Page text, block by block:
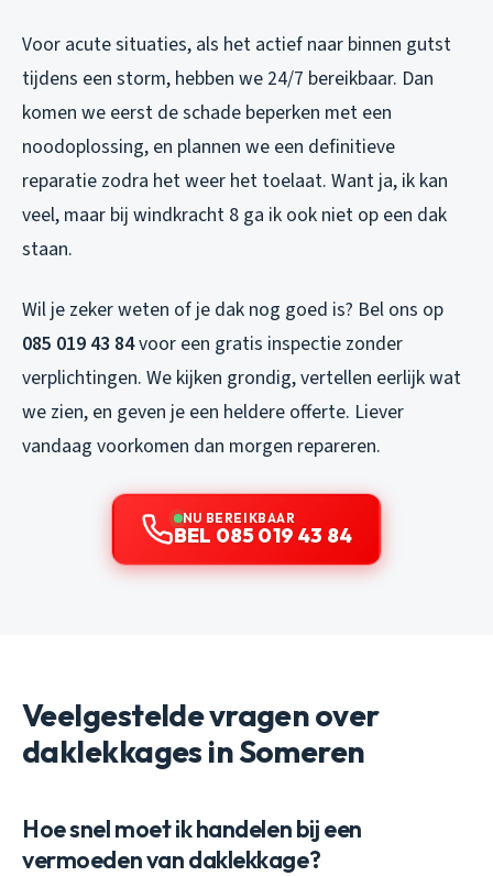
Voor acute situaties, als het actief naar binnen gutst
tijdens een storm, hebben we 24/7 bereikbaar. Dan
komen we eerst de schade beperken met een
noodoplossing, en plannen we een definitieve
reparatie zodra het weer het toelaat. Want ja, ik kan
veel, maar bij windkracht 8 ga ik ook niet op een dak
staan.
Wil je zeker weten of je dak nog goed is? Bel ons op
085 019 43 84voor een gratis inspectie zonder
verplichtingen. We kijken grondig, vertellen eerlijk wat
we zien, en geven je een heldere offerte. Liever
vandaag voorkomen dan morgen repareren.
NU BEREIKBAAR
BEL 085 019 43 84
Veelgestelde vragen over
daklekkages in Someren
Hoe snel moet ik handelen bij een
vermoeden van daklekkage?